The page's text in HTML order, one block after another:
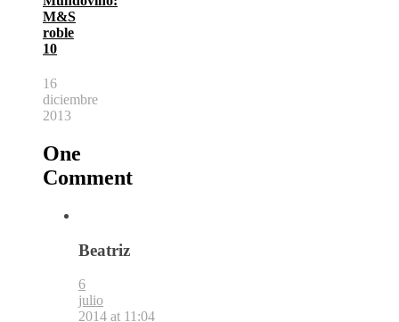
M&S
roble
10
16
diciembre
2013
One
Comment
Beatriz
6
julio
2014 at 11:04